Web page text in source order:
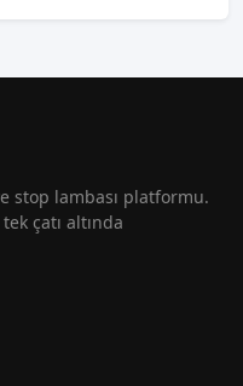
stop lambası platformu.
çatı altında